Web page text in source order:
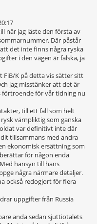
när jag läste den första av
Där påstår
det inte finns några ryska
i den vägen är falska, ja
FiB/K på detta vis sätter sitt
jag misstänker att det är
förtroende för vår tidning nu
till ett fall som helt
värnpliktig som ganska
var definitivt inte där
tillsammans med andra
ekonomisk ersättning som
för någon enda
hänsyn till hans
några närmare detaljer.
också redogjort för flera
uppgifter från Russia
ända sedan sjuttiotalets